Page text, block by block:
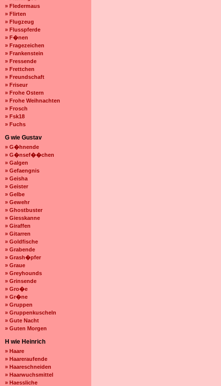
» Fledermaus
» Flirten
» Flugzeug
» Flusspferde
» F�nen
» Fragezeichen
» Frankenstein
» Fressende
» Frettchen
» Freundschaft
» Friseur
» Frohe Ostern
» Frohe Weihnachten
» Frosch
» Fsk18
» Fuchs
G wie Gustav
» G�hnende
» G�nsef��chen
» Galgen
» Gefaengnis
» Geisha
» Geister
» Gelbe
» Gewehr
» Ghostbuster
» Giesskanne
» Giraffen
» Gitarren
» Goldfische
» Grabende
» Grash�pfer
» Graue
» Greyhounds
» Grinsende
» Gro�e
» Gr�ne
» Gruppen
» Gruppenkuscheln
» Gute Nacht
» Guten Morgen
H wie Heinrich
» Haare
» Haareraufende
» Haareschneiden
» Haarwuchsmittel
» Haessliche